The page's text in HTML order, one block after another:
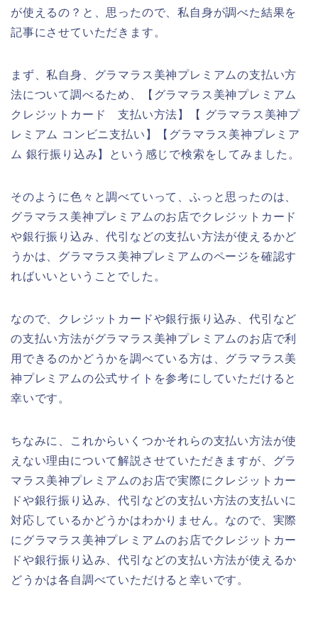
が使えるの？と、思ったので、私自身が調べた結果を
記事にさせていただきます。
まず、私自身、グラマラス美神プレミアムの支払い方
法について調べるため、【グラマラス美神プレミアム
クレジットカード 支払い方法】【 グラマラス美神プ
レミアム コンビニ支払い】【グラマラス美神プレミア
ム 銀行振り込み】という感じで検索をしてみました。
そのように色々と調べていって、ふっと思ったのは、
グラマラス美神プレミアムのお店でクレジットカード
や銀行振り込み、代引などの支払い方法が使えるかど
うかは、グラマラス美神プレミアムのページを確認す
ればいいということでした。
なので、クレジットカードや銀行振り込み、代引など
の支払い方法がグラマラス美神プレミアムのお店で利
用できるのかどうかを調べている方は、グラマラス美
神プレミアムの公式サイトを参考にしていただけると
幸いです。
ちなみに、これからいくつかそれらの支払い方法が使
えない理由について解説させていただきますが、グラ
マラス美神プレミアムのお店で実際にクレジットカー
ドや銀行振り込み、代引などの支払い方法の支払いに
対応しているかどうかはわかりません。なので、実際
にグラマラス美神プレミアムのお店でクレジットカー
ドや銀行振り込み、代引などの支払い方法が使えるか
どうかは各自調べていただけると幸いです。